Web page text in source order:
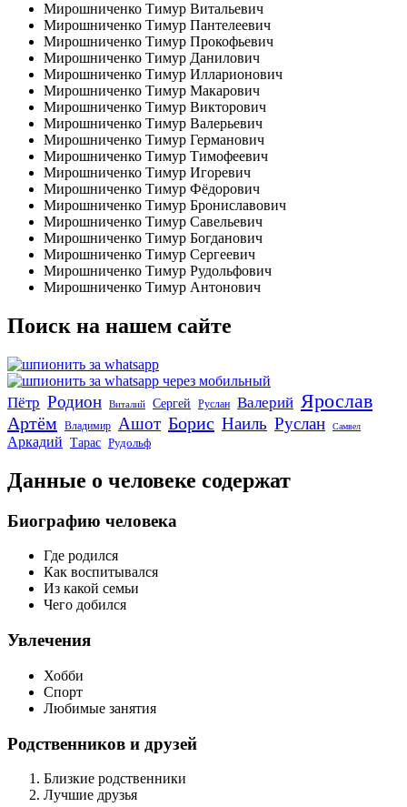
Мирошниченко Тимур Витальевич
Мирошниченко Тимур Пантелеевич
Мирошниченко Тимур Прокофьевич
Мирошниченко Тимур Данилович
Мирошниченко Тимур Илларионович
Мирошниченко Тимур Макарович
Мирошниченко Тимур Викторович
Мирошниченко Тимур Валерьевич
Мирошниченко Тимур Германович
Мирошниченко Тимур Тимофеевич
Мирошниченко Тимур Игоревич
Мирошниченко Тимур Фёдорович
Мирошниченко Тимур Брониславович
Мирошниченко Тимур Савельевич
Мирошниченко Тимур Богданович
Мирошниченко Тимур Сергеевич
Мирошниченко Тимур Рудольфович
Мирошниченко Тимур Антонович
Поиск на нашем сайте
Пётр Родион Виталий Сергей Руслан Валерий Ярослав
Артём Владимир Ашот Борис Наиль Руслан Самвел
Аркадий Тарас Рудольф
Данные о человеке содержат
Биографию человека
Где родился
Как воспитывался
Из какой семьи
Чего добился
Увлечения
Хобби
Спорт
Любимые занятия
Родственников и друзей
Близкие родственники
Лучшие друзья